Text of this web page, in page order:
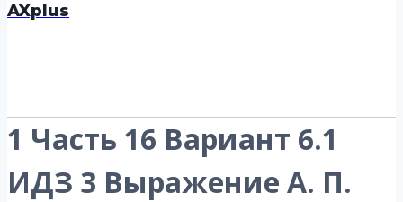
AXplus
1 Часть 16 Вариант 6.1
ИДЗ 3 Выражение А. П.